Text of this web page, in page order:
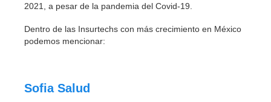
2021, a pesar de la pandemia del Covid-19.
Dentro de las Insurtechs con más crecimiento en México
podemos mencionar:
Sofia Salud